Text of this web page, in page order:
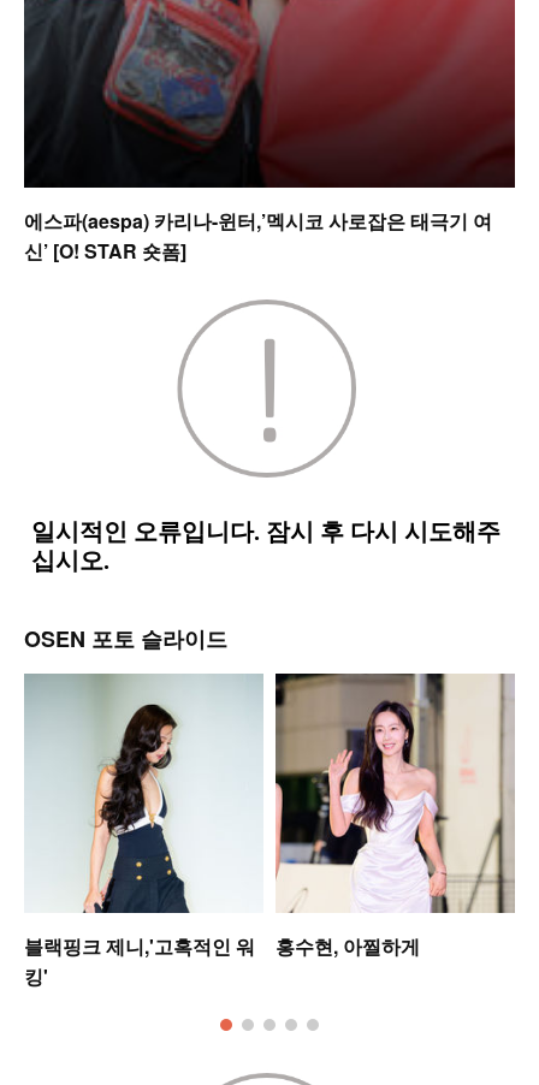
에스파(aespa) 카리나-윈터,’멕시코 사로잡은 태극기 여
신’ [O! STAR 숏폼]
OSEN 포토 슬라이드
블랙핑크 제니,'고혹적인 워
킹'
홍수현, 아찔하게